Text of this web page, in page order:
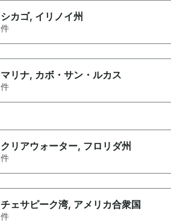
シカゴ, イリノイ州
件
マリナ, カボ・サン・ルカス
件
クリアウォーター, フロリダ州
件
チェサピーク湾, アメリカ合衆国
件